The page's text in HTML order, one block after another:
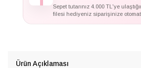
Sepet tutarınız 4.000 TL'ye
filesi hediyeniz siparişinize
Ürün Açıklaması